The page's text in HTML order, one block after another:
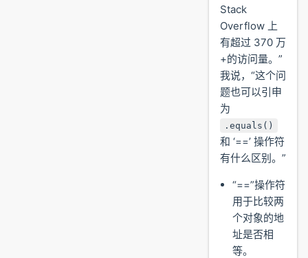
Stack
Overflow 上
有超过 370 万
+的访问量。”
我说，“这个问
题也可以引申
为
.equals()
和 ‘==’ 操作符
有什么区别。”
“==”操作符
用于比较两
个对象的地
址是否相
等。